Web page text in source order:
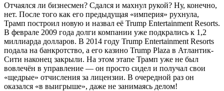
Отчаялся ли бизнесмен? Сдался и махнул рукой? Ну, конечно,
нет. После того как его предыдущая «империя» рухнула,
Трамп построил новую и назвал её Trump Entertainment Resorts.
В феврале 2009 года долги компании уже подкрались к 1,2
миллиарда долларов. В 2014 году Trump Entertainment Resorts
подала на банкротство, а его казино Trump Plaza в Атлантик-
Сити наконец закрыли. На этом этапе Трамп уже не был
вовлечён в управление — он просто сидел и получал свои
«щедрые» отчисления за лицензии. В очередной раз он
оказался «в выигрыше», даже не занимаясь делом!